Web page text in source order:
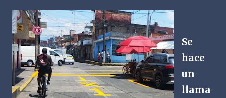
Se
hace
un
llama